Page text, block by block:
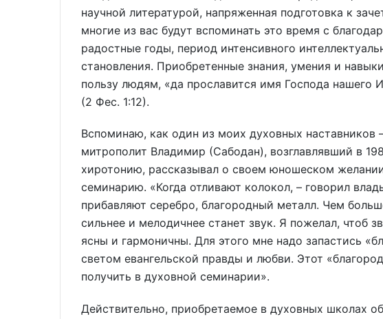
научной литературой, напряженная подготовка к
многие из вас будут вспоминать это время с
радостные годы, период интенсивного
становления. Приобретенные знания, умения и
пользу людям, «да прославится имя Господа нашего
(2 Фес. 1:12).
Вспоминаю, как один из моих духовных
митрополит Владимир (Сабодан), возглавлявший в
хиротонию, рассказывал о своем юношеском
семинарию. «Когда отливают колокол, – говорил
прибавляют серебро, благородный металл. Чем
сильнее и мелодичнее станет звук. Я пожелал, чтоб
ясны и гармоничны. Для этого мне надо запастись
светом евангельской правды и любви. Этот
получить в духовной семинарии».
Действительно, приобретаемое в духовных школах